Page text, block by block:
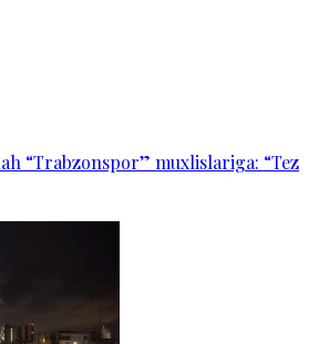
“Trabzonspor” muxlislariga: “Tez